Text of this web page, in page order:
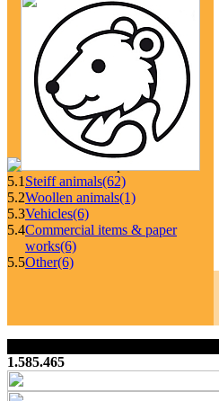
5.1 Steiff animals(62)
5.2Woollen animals(1)
5.3Vehicles(6)
5.4Commercial items & paper
works(6)
5.5Other(6)
1.585.465